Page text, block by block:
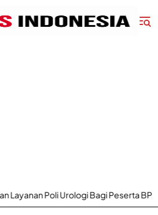
Bagi Peserta BPJS Kesehatan